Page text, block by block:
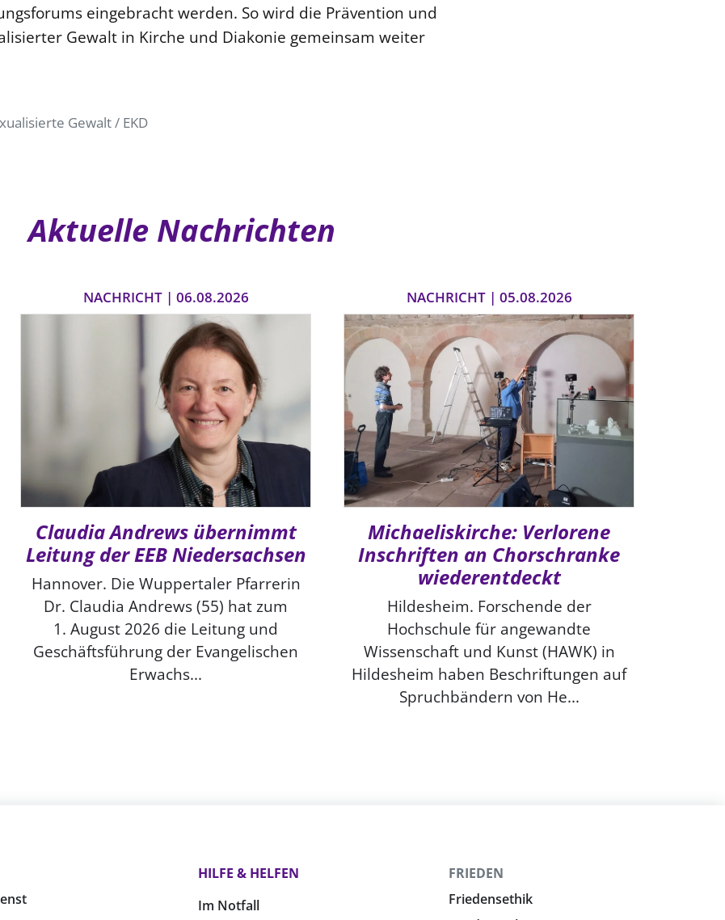
eingebracht werden. So wird die Prävention und
Gewalt in Kirche und Diakonie gemeinsam weiter
Gewalt / EKD
Aktuelle Nachrichten
NACHRICHT | 06.08.2026
Claudia Andrews übernimmt
Leitung der EEB Niedersachsen
Hannover. Die Wuppertaler Pfarrerin
Dr. Claudia Andrews (55) hat zum
1. August 2026 die Leitung und
Geschäftsführung der Evangelischen
Erwachs...
NACHRICHT | 05.08.2026
Michaeliskirche: Verlorene
Inschriften an Chorschranke
wiederentdeckt
Hildesheim. Forschende der
Hochschule für angewandte
Wissenschaft und Kunst (HAWK) in
Hildesheim haben Beschriftungen auf
Spruchbändern von He...
HILFE & HELFEN
Im Notfall
FRIEDEN
Friedensethik